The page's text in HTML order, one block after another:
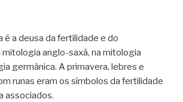
é a deusa da fertilidade e do
anglo-saxã, na mitologia
germânica. A primavera, lebres e
runas eram os símbolos da fertilidade
associados.